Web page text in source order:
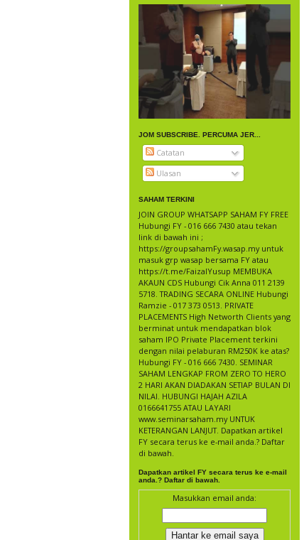
JOM SUBSCRIBE. PERCUMA JER...
Catatan
Ulasan
SAHAM TERKINI
JOIN GROUP WHATSAPP SAHAM FY FREE
Hubungi FY - 016 666 7430 atau tekan
link di bawah ini ;
https://groupsahamFy.wasap.my untuk
masuk grp wasap bersama FY atau
https://t.me/FaizalYusup MEMBUKA
AKAUN CDS Hubungi Cik Anna 011 2139
5718. TRADING SECARA ONLINE Hubungi
Ramzie - 017 373 0513. PRIVATE
PLACEMENTS High Networth Clients yang
berminat untuk mendapatkan blok
saham IPO Private Placement terkini
dengan nilai pelaburan RM250K ke atas?
Hubungi FY - 016 666 7430. SEMINAR
SAHAM LENGKAP FROM ZERO TO HERO
2 HARI AKAN DIADAKAN SETIAP BULAN DI
NILAI. HUBUNGI HAJAH AZILA
0166641755 ATAU LAYARI
www.seminarsaham.my UNTUK
KETERANGAN LANJUT. Dapatkan artikel
FY secara terus ke e-mail anda.? Daftar
di bawah.
Dapatkan artikel FY secara terus ke e-mail
anda.? Daftar di bawah.
Masukkan email anda: